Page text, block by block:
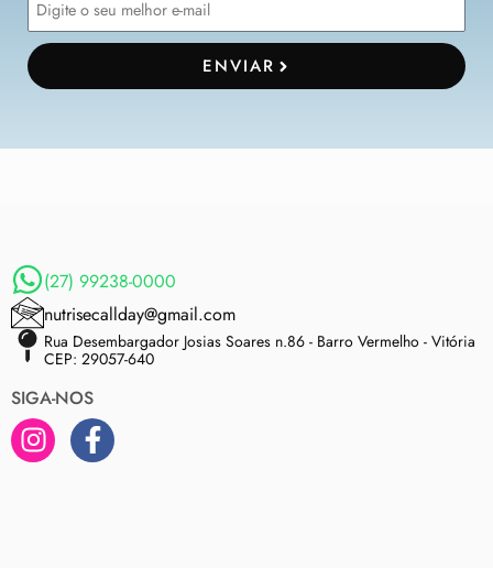
ENVIAR
(27) 99238-0000
nutrisecallday@gmail.com
Rua Desembargador Josias Soares n.86 - Barro Vermelho - Vitória
CEP: 29057-640
SIGA-NOS